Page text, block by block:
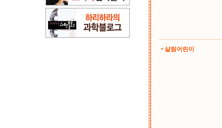
• 살림어린이